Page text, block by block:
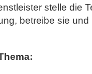
stelle die
betreibe sie